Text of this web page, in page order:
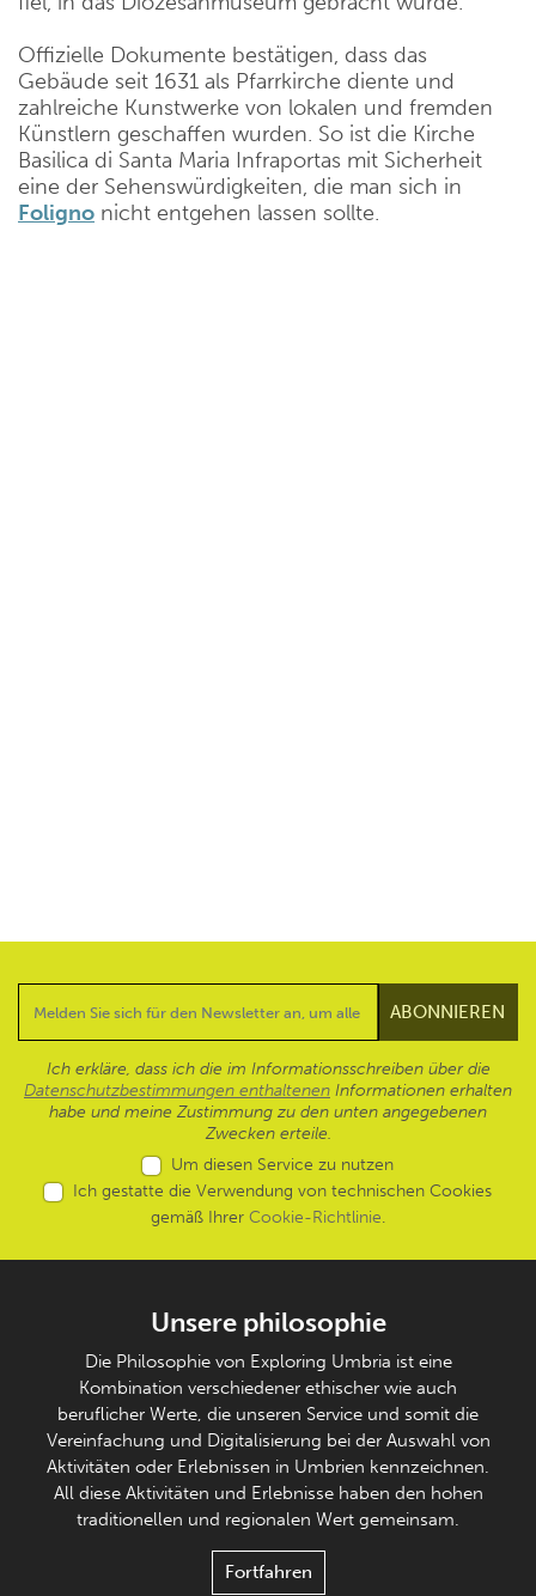
Offizielle Dokumente bestätigen, dass das
Gebäude seit 1631 als Pfarrkirche diente und
zahlreiche Kunstwerke von lokalen und fremden
Künstlern geschaffen wurden. So ist die Kirche
Basilica di Santa Maria Infraportas mit Sicherheit
eine der Sehenswürdigkeiten, die man sich in
Foligno nicht entgehen lassen sollte.
Ich erkläre, dass ich die im Informationsschreiben über die
Datenschutzbestimmungen enthaltenen Informationen erhalten
habe und meine Zustimmung zu den unten angegebenen
Zwecken erteile.
Um diesen Service zu nutzen
Ich gestatte die Verwendung von technischen Cookies
gemäß Ihrer Cookie-Richtlinie.
Unsere philosophie
Die Philosophie von Exploring Umbria ist eine
Kombination verschiedener ethischer wie auch
beruflicher Werte, die unseren Service und somit die
Vereinfachung und Digitalisierung bei der Auswahl von
Aktivitäten oder Erlebnissen in Umbrien kennzeichnen.
All diese Aktivitäten und Erlebnisse haben den hohen
traditionellen und regionalen Wert gemeinsam.
Fortfahren